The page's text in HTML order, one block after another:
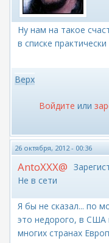
Ну нам на такое
в списке
Верх
Войдите или
26 октября, 2012 - 00:36
AntoXXX@
Не в сети
Я бы не сказал... по
это недорого, в США
многих странах